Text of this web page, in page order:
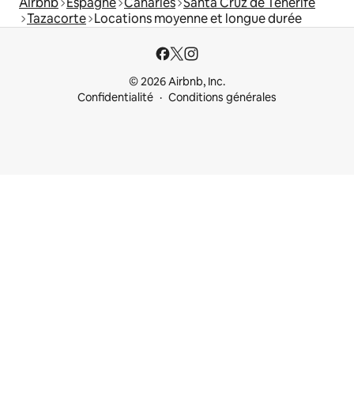
Tazacorte Locations moyenne et longue durée
© 2026 Airbnb, Inc.
Confidentialité
Conditions générales